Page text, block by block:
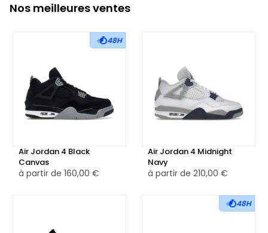
Nos meilleures ventes
48H
Air Jordan 4 Black
Canvas
à partir de 160,00 €
Air Jordan 4 Midnight
Navy
à partir de 210,00 €
48H